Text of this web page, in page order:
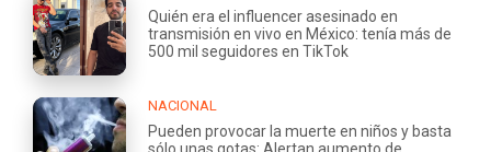
Quién era el influencer asesinado en
transmisión en vivo en México: tenía más de
500 mil seguidores en TikTok
NACIONAL
Pueden provocar la muerte en niños y basta
sólo unas gotas: Alertan aumento de